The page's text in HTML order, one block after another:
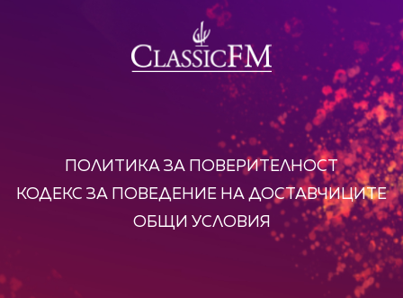
ПОЛИТИКА ЗА ПОВЕРИТЕЛНОСТ
КОДЕКС ЗА ПОВЕДЕНИЕ НА ДОСТАВЧИЦИТЕ
ОБЩИ УСЛОВИЯ